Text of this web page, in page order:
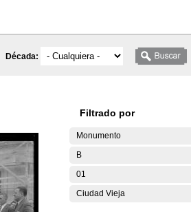
Década:
Filtrado por
Monumento
B
01
Ciudad Vieja